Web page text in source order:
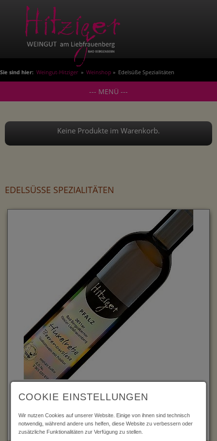
Sie sind hier: Weingut-Hitziger» Weinshop » Edelsüße Spezialitäten
--- MENÜ ---
Keine Produkte im Warenkorb.
EDELSÜSSE SPEZIALITÄTEN
Ist lieferbar!
12.80 €( 25.60 € / pro Liter )
COOKIE EINSTELLUNGEN
Wir nutzen Cookies auf unserer Website. Einige von ihnen sind technisch
notwendig, während andere uns helfen, diese Website zu verbessern oder
zusätzliche Funktionalitäten zur Verfügung zu stellen.